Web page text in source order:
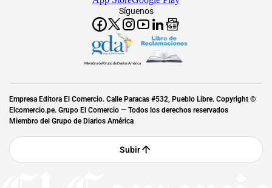
Síguenos
Miembro del Grupo de Diarios América
Empresa Editora El Comercio. Calle Paracas #532, Pueblo Libre. Copyright ©
Elcomercio.pe. Grupo El Comercio — Todos los derechos reservados
Miembro del Grupo de Diarios América
Subir